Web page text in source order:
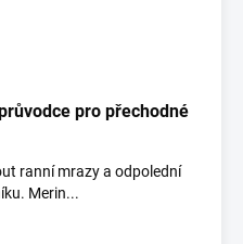
pro přechodné
ranní mrazy a odpolední
Merin...